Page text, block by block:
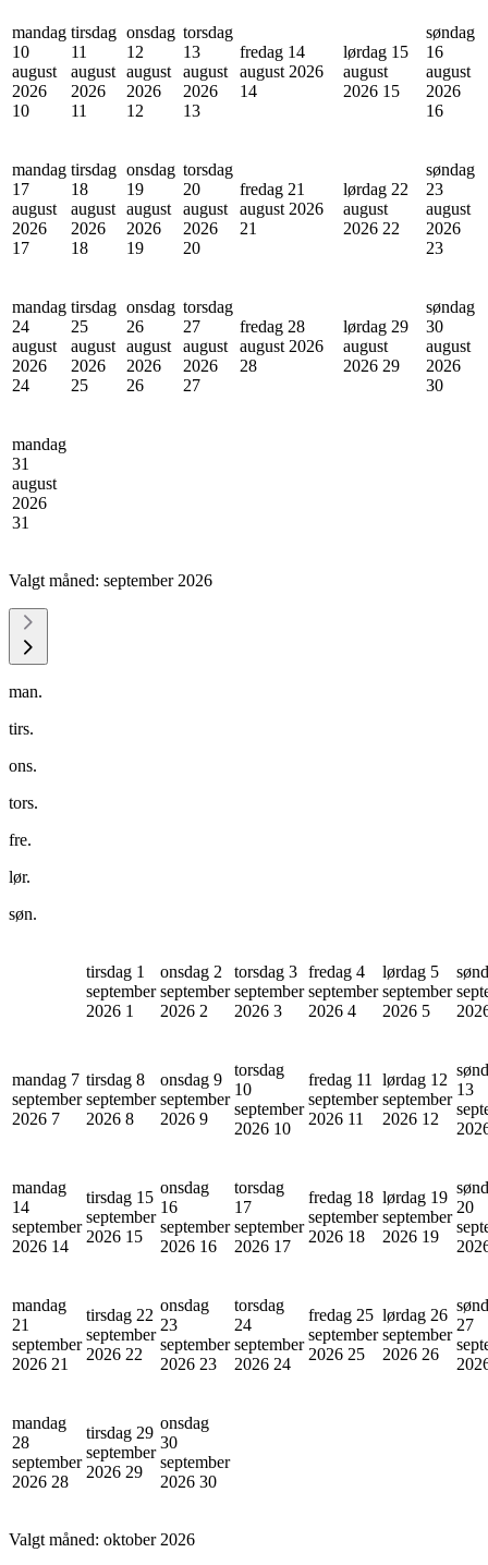
mandag
10
august
2026
10
tirsdag
11
august
2026
11
onsdag
12
august
2026
12
torsdag
13
august
2026
13
fredag 14
august 2026
14
lørdag 15
august
2026 15
søndag
16
august
2026
16
mandag
17
august
2026
17
tirsdag
18
august
2026
18
onsdag
19
august
2026
19
torsdag
20
august
2026
20
fredag 21
august 2026
21
lørdag 22
august
2026 22
søndag
23
august
2026
23
mandag
24
august
2026
24
tirsdag
25
august
2026
25
onsdag
26
august
2026
26
torsdag
27
august
2026
27
fredag 28
august 2026
28
lørdag 29
august
2026 29
søndag
30
august
2026
30
mandag
31
august
2026
31
Valgt måned: september 2026
man.
tirs.
ons.
tors.
fre.
lør.
søn.
tirsdag 1
september
2026 1
onsdag 2
september
2026 2
torsdag 3
september
2026 3
fredag 4
september
2026 4
lørdag 5
september
2026 5
mandag 7
september
2026 7
tirsdag 8
september
2026 8
onsdag 9
september
2026 9
torsdag
10
september
2026 10
fredag 11
september
2026 11
lørdag 12
september
2026 12
13
mandag
14
september
2026 14
tirsdag 15
september
2026 15
onsdag
16
september
2026 16
torsdag
17
september
2026 17
fredag 18
september
2026 18
lørdag 19
september
2026 19
20
mandag
21
september
2026 21
tirsdag 22
september
2026 22
onsdag
23
september
2026 23
torsdag
24
september
2026 24
fredag 25
september
2026 25
lørdag 26
september
2026 26
27
mandag
28
september
2026 28
tirsdag 29
september
2026 29
onsdag
30
september
2026 30
Valgt måned: oktober 2026